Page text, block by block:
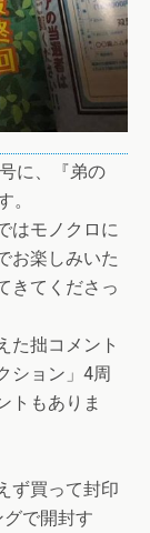
に、『弟の
。
はモノクロに
お楽しみいた
きてくださっ
た拙コメント
ション」4周
トもありま
ず買って封印
で開封す